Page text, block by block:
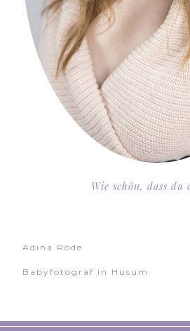
Wie schön, dass du
Adina Rode
Babyfotograf in Husum